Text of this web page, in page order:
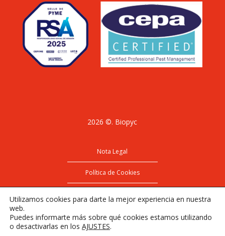
2026 ©. Biopyc
Nota Legal
Política de Cookies
Utilizamos cookies para darte la mejor experiencia en nuestra
web.
Puedes informarte más sobre qué cookies estamos utilizando
o desactivarlas en los AJUSTES.